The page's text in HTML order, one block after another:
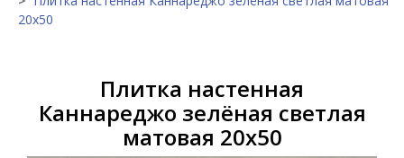
20х50
Плитка настенная
Каннареджо зелёная светлая
матовая 20х50